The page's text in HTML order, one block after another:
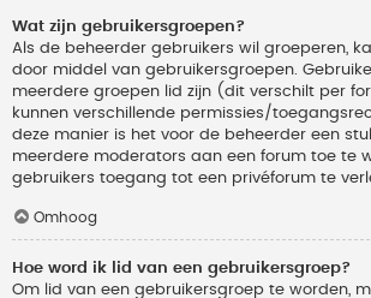
Wat zijn gebruikersgroepen?
Als de beheerder gebruikers wil groeperen,
door middel van gebruikersgroepen.
meerdere groepen lid zijn (dit verschilt per
kunnen verschillende permissies/
deze manier is het voor de beheerder een
meerdere moderators aan een forum toe te
gebruikers toegang tot een privéforum te
Omhoog
Hoe word ik lid van een gebruikersgroep?
Om lid van een gebruikersgroep te worden,